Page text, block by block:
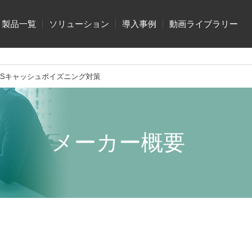
キャッシュポイズニング対策
メーカー概要
製品一覧 ソリューション 導入事例 動画ライブラリー